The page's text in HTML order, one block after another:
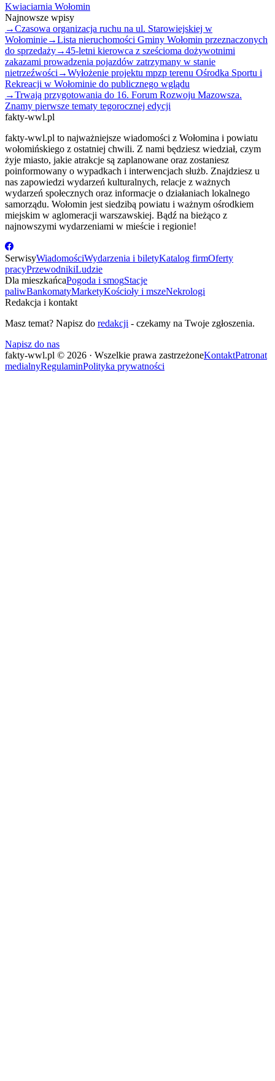
Kwiaciarnia Wołomin
Najnowsze wpisy
→Czasowa organizacja ruchu na ul. Starowiejskiej w
Wołominie→Lista nieruchomości Gminy Wołomin przeznaczonych
do sprzedaży→45-letni kierowca z sześcioma dożywotnimi
zakazami prowadzenia pojazdów zatrzymany w stanie
nietrzeźwości →Wyłożenie projektu mpzp terenu Ośrodka Sportu i
Rekreacji w Wołominie do publicznego wglądu
→Trwają przygotowania do 16. Forum Rozwoju Mazowsza.
Znamy pierwsze tematy tegorocznej edycji
fakty-wwl.pl
fakty-wwl.pl to najważniejsze wiadomości z Wołomina i powiatu
wołomińskiego z ostatniej chwili. Z nami będziesz wiedział, czym
żyje miasto, jakie atrakcje są zaplanowane oraz zostaniesz
poinformowany o wypadkach i interwencjach służb. Znajdziesz u
nas zapowiedzi wydarzeń kulturalnych, relacje z ważnych
wydarzeń społecznych oraz informacje o działaniach lokalnego
samorządu. Wołomin jest siedzibą powiatu i ważnym ośrodkiem
miejskim w aglomeracji warszawskiej. Bądź na bieżąco z
najnowszymi wydarzeniami w mieście i regionie!
SerwisyWiadomościWydarzenia i biletyKatalog firmOferty
pracyPrzewodnikiLudzie
Dla mieszkańcaPogoda i smogStacje
paliwBankomatyMarketyKościoły i mszeNekrologi
Redakcja i kontakt
Masz temat? Napisz do redakcji - czekamy na Twoje zgłoszenia.
Napisz do nas
fakty-wwl.pl © 2026 · Wszelkie prawa zastrzeżoneKontaktPatronat
medialnyRegulaminPolityka prywatności